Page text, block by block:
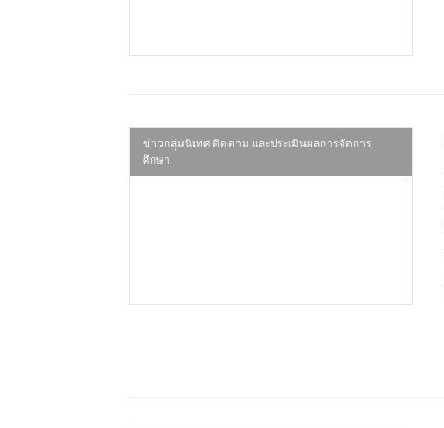
ข่าวกลุ่มนิเทศ ติดตาม และประเมินผลการจัดการ
ศึกษา